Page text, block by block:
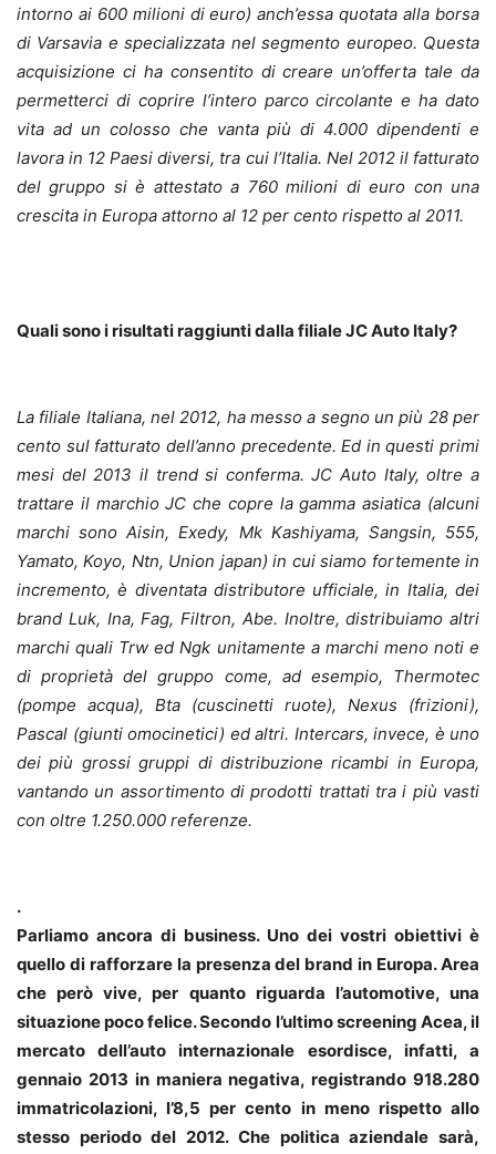
intorno ai 600 milioni di euro) anch’essa quotata alla borsa
di Varsavia e specializzata nel segmento europeo. Questa
acquisizione ci ha consentito di creare un’offerta tale da
permetterci di coprire l’intero parco circolante e ha dato
vita ad un colosso che vanta più di 4.000 dipendenti e
lavora in 12 Paesi diversi, tra cui l’Italia. Nel 2012 il fatturato
del gruppo si è attestato a 760 milioni di euro con una
crescita in Europa attorno al 12 per cento rispetto al 2011.
Quali sono i risultati raggiunti dalla filiale JC Auto Italy?
La filiale Italiana, nel 2012, ha messo a segno un più 28 per
cento sul fatturato dell’anno precedente. Ed in questi primi
mesi del 2013 il trend si conferma. JC Auto Italy, oltre a
trattare il marchio JC che copre la gamma asiatica (alcuni
marchi sono Aisin, Exedy, Mk Kashiyama, Sangsin, 555,
Yamato, Koyo, Ntn, Union japan) in cui siamo fortemente in
incremento, è diventata distributore ufficiale, in Italia, dei
brand Luk, Ina, Fag, Filtron, Abe. Inoltre, distribuiamo altri
marchi quali Trw ed Ngk unitamente a marchi meno noti e
di proprietà del gruppo come, ad esempio, Thermotec
(pompe acqua), Bta (cuscinetti ruote), Nexus (frizioni),
Pascal (giunti omocinetici) ed altri. Intercars, invece, è uno
dei più grossi gruppi di distribuzione ricambi in Europa,
vantando un assortimento di prodotti trattati tra i più vasti
con oltre 1.250.000 referenze.
.
Parliamo ancora di business. Uno dei vostri obiettivi è
quello di rafforzare la presenza del brand in Europa. Area
che però vive, per quanto riguarda l’automotive, una
situazione poco felice. Secondo l’ultimo screening Acea, il
mercato dell’auto internazionale esordisce, infatti, a
gennaio 2013 in maniera negativa, registrando 918.280
immatricolazioni, l’8,5 per cento in meno rispetto allo
stesso periodo del 2012. Che politica aziendale sarà,